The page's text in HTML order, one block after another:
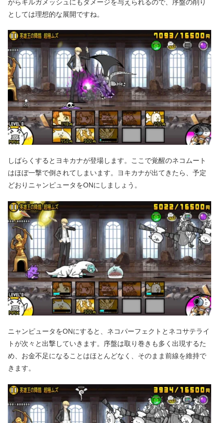
がらギルガメッシュにもダメージを与えられるので、序盤の削り
としては理想的な展開ですね。
しばらくするとヨキカナが登場します。ここで覚醒のネコムート
はほぼ一撃で倒されてしまいます。ヨキカナが出てきたら、予定
どおりニャンピュータをONにしましょう。
ニャンピュータをONにすると、ネコパーフェクトとネコサテライ
トが次々と出撃していきます。序盤は取り巻きも多く出現するた
め、お金不足になることはほとんどなく、そのまま前線を維持で
きます。